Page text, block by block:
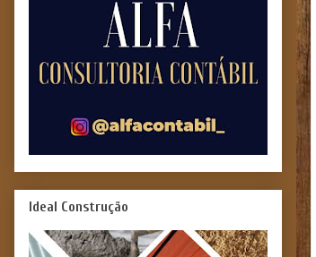
Ideal Construção